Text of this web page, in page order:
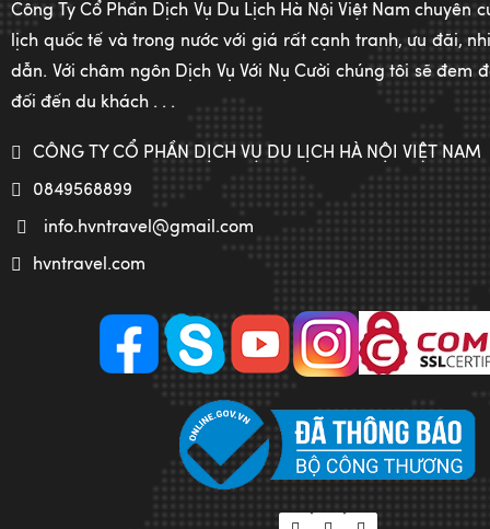
Công Ty Cổ Phần Dịch Vụ Du Lịch Hà Nội Việt Nam chuyên
lịch quốc tế và trong nước với giá rất cạnh tranh, ưu đãi,
dẫn. Với châm ngôn Dịch Vụ Với Nụ Cười chúng tôi sẽ đem
đối đến du khách . . .
CÔNG TY CỔ PHẦN DỊCH VỤ DU LỊCH HÀ NỘI VIỆT NAM
0849568899
info.hvntravel@gmail.com
hvntravel.com